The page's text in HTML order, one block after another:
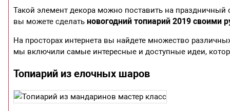
Такой элемент декора можно поставить на праздничный
вы можете сделатьновогодний топиарий 2019 своими
На просторах интернета вы найдете множество
мы включили самые интересные и доступные идеи,
Топиарий из елочных шаров